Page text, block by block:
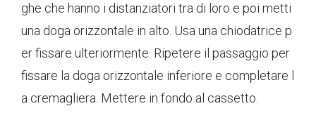
ghe che hanno i distanziatori tra di loro e poi metti
una doga orizzontale in alto. Usa una chiodatrice p
er fissare ulteriormente. Ripetere il passaggio per
fissare la doga orizzontale inferiore e completare l
a cremagliera. Mettere in fondo al cassetto.